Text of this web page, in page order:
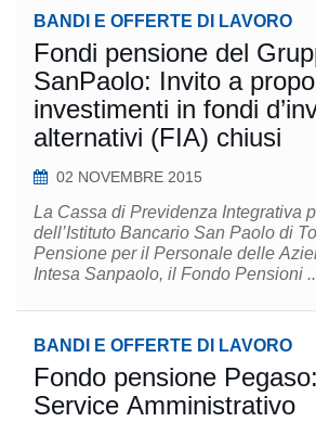
BANDI E OFFERTE DI LAVORO
Fondi pensione del
SanPaolo: Invito a
investimenti in fondi
alternativi (FIA) chiusi
02 NOVEMBRE 2015
La Cassa di Previdenza Integrativa
dell’Istituto Bancario San Paolo di
Pensione per il Personale delle
Intesa Sanpaolo, il Fondo Pensioni
BANDI E OFFERTE DI LAVORO
Fondo pensione
Service Amministrativo